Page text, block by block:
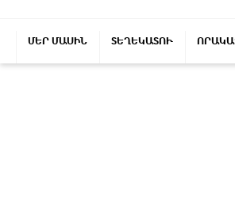
ՄԵՐ ՄԱՍԻՆ ՏԵՂԵԿԱՏՈՒ